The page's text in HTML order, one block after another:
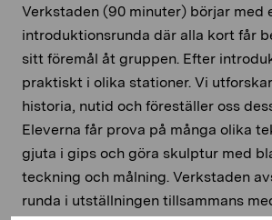
Verkstaden (90 minuter) börjar med
introduktionsrunda där alla kort får
sitt föremål åt gruppen. Efter
praktiskt i olika stationer. Vi
historia, nutid och föreställer oss
Eleverna får prova på många olika
gjuta i gips och göra skulptur med
teckning och målning. Verkstaden
runda i utställningen tillsammans